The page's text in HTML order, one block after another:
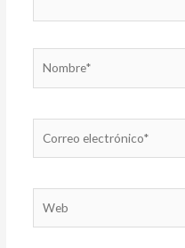
electrónico*